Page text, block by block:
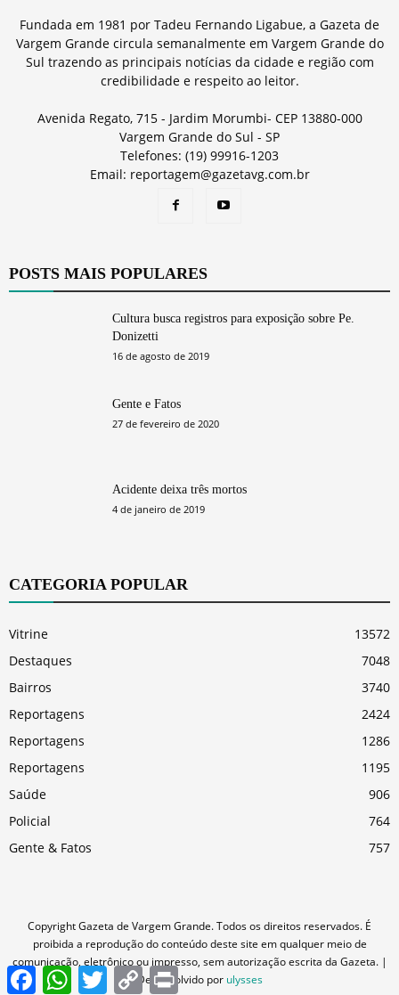
Fundada em 1981 por Tadeu Fernando Ligabue, a Gazeta de
Vargem Grande circula semanalmente em Vargem Grande do
Sul trazendo as principais notícias da cidade e região com
credibilidade e respeito ao leitor.
Avenida Regato, 715 - Jardim Morumbi- CEP 13880-000
Vargem Grande do Sul - SP
Telefones: (19) 99916-1203
Email: reportagem@gazetavg.com.br
POSTS MAIS POPULARES
Cultura busca registros para exposição sobre Pe.
Donizetti
16 de agosto de 2019
Gente e Fatos
27 de fevereiro de 2020
Acidente deixa três mortos
4 de janeiro de 2019
CATEGORIA POPULAR
Vitrine
13572
Destaques
7048
Bairros
3740
Reportagens
2424
Reportagens
1286
Reportagens
1195
Saúde
906
Policial
764
Gente & Fatos
757
Copyright Gazeta de Vargem Grande. Todos os direitos reservados. É
proibida a reprodução do conteúdo deste site em qualquer meio de
comunicação, eletrônico ou impresso, sem autorização escrita da Gazeta. |
Desenvolvido por ulysses
FacebookWhatsAppTwitterCopy
Link
Print